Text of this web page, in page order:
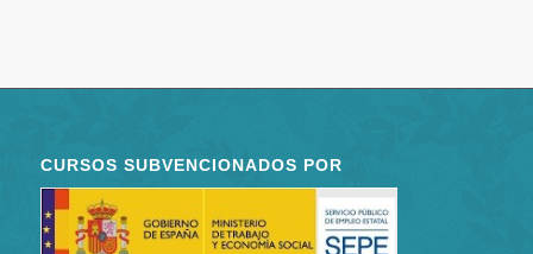
CURSOS SUBVENCIONADOS POR